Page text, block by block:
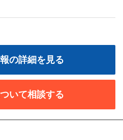
の詳細を見る
いて相談する